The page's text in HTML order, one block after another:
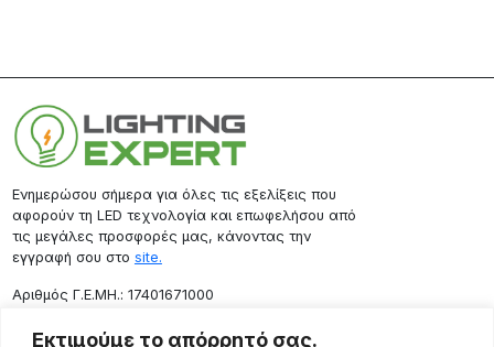
Εκτιμούμε το απόρρητό σας.
Ενημερώσου σήμερα για όλες τις εξελίξεις που
αφορούν τη LED τεχνολογία και επωφελήσου από
τις μεγάλες προσφορές μας, κάνοντας την
εγγραφή σου στο site.
Aριθμός Γ.Ε.ΜΗ.: 17401671000
Επικοινωνία